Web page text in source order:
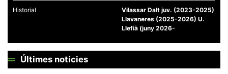
Historial
Vilassar Dalt juv. (2023-2025)
Llavaneres (2025-2026) U.
Llefià (juny 2026-
Últimes notícies